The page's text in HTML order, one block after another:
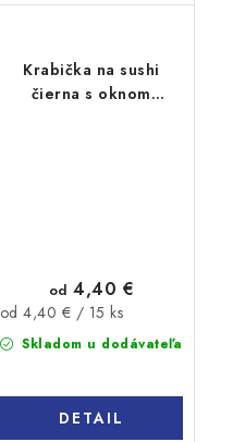
Krabička na sushi
čierna s oknom
Skladom u dodávateľa
od 4,40 €
Jednotková
cena:
od 4,40 € / 15 ks
DETAIL